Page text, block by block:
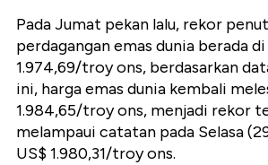
Pada Jumat pekan lalu, rekor
perdagangan emas dunia berada
1.974,69/troy ons, berdasarkan
ini, harga emas dunia kembali
1.984,65/troy ons, menjadi rekor
melampaui catatan pada Selasa
US$ 1.980,31/troy ons.